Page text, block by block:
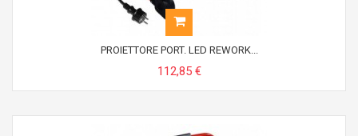
PROIETTORE PORT. LED REWORK...
112,85 €